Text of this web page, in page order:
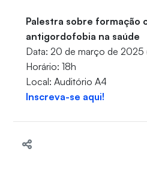
Palestra sobre formação
antigordofobia na saúde
Data: 20 de março de 2025
Horário: 18h
Local: Auditório A4
Inscreva-se aqui!